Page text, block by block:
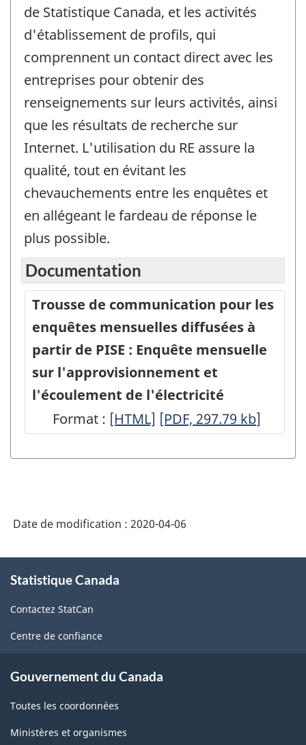
de Statistique Canada, et les activités
d'établissement de profils, qui
comprennent un contact direct avec les
entreprises pour obtenir des
renseignements sur leurs activités, ainsi
que les résultats de recherche sur
Internet. L'utilisation du RE assure la
qualité, tout en évitant les
chevauchements entre les enquêtes et
en allégeant le fardeau de réponse le
plus possible.
Documentation
Trousse de communication pour les
enquêtes mensuelles diffusées à
partir de PISE : Enquête mensuelle
sur l'approvisionnement et
l'écoulement de l'électricité
Format : Trousse
communication
enquêtes
mensuelles
diffusées
PISE
Enquête
mensuelle
[HTML] Trousse
communication
enquêtes
mensuelles
[PDF, 297.79 kb]
Date de modification : 2020-04-06
propos
ce
site
Statistique Canada
Contactez StatCan
Centre de confiance
Gouvernement du Canada
Toutes les coordonnées
Ministères et organismes